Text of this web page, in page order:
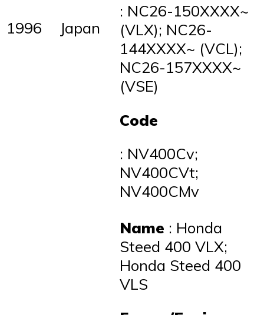
1996 Japan
: NC26-150XXXX~
(VLX); NC26-
144XXXX~ (VCL);
NC26-157XXXX~
(VSE)
Code
: NV400Cv;
NV400CVt;
NV400CMv
Name : Honda
Steed 400 VLX;
Honda Steed 400
VLS